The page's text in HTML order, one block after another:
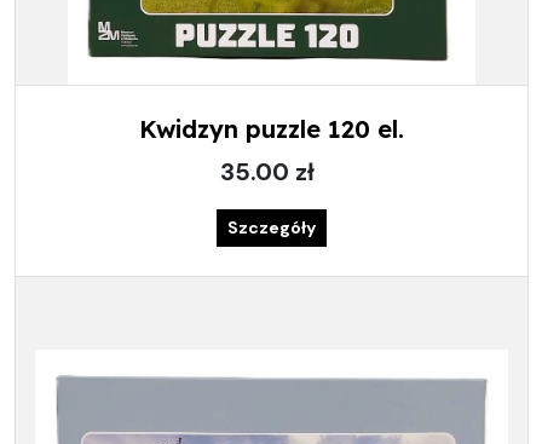
Kwidzyn puzzle 120 el.
35.00 zł
Szczegóły